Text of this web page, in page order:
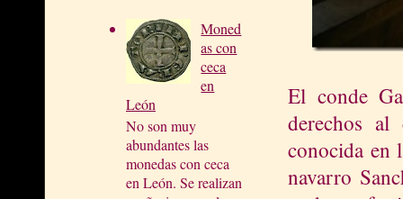
Moned
as con
ceca
en
León
No son muy
abundantes las
monedas con ceca
en León. Se realizan
El conde
derechos al
conocida en
navarro